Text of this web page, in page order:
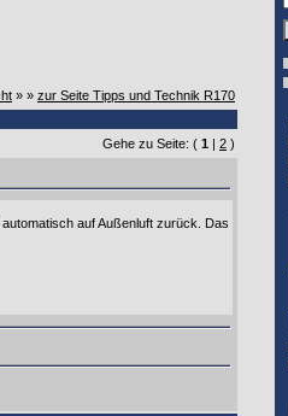
» » zur Seite Tipps und Technik R170
Gehe zu Seite: ( 1 | 2 )
auf Außenluft zurück. Das